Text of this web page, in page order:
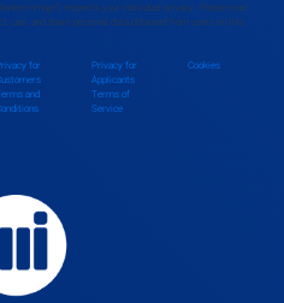
Imaje”) respects your individual privacy. Please read
use, and share personal data obtained from users on this
for
Privacy for
Applicants
Cookies
and
Terms of
Service